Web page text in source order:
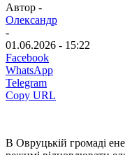
Автор -
Олександр
-
01.06.2026 - 15:22
Facebook
WhatsApp
Telegram
Copy URL
В Овруцькій громаді